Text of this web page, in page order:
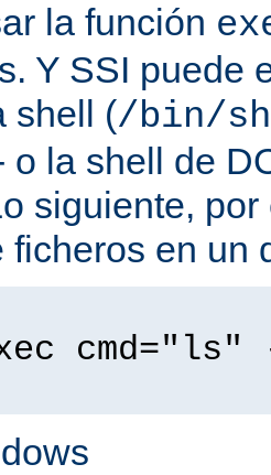
la función
Y SSI puede
shell (/bin/sh
o la shell de
siguiente,
ficheros en un
cmd="ls"